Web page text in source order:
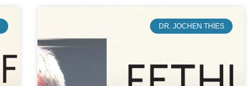
DR. JOCHEN THIES